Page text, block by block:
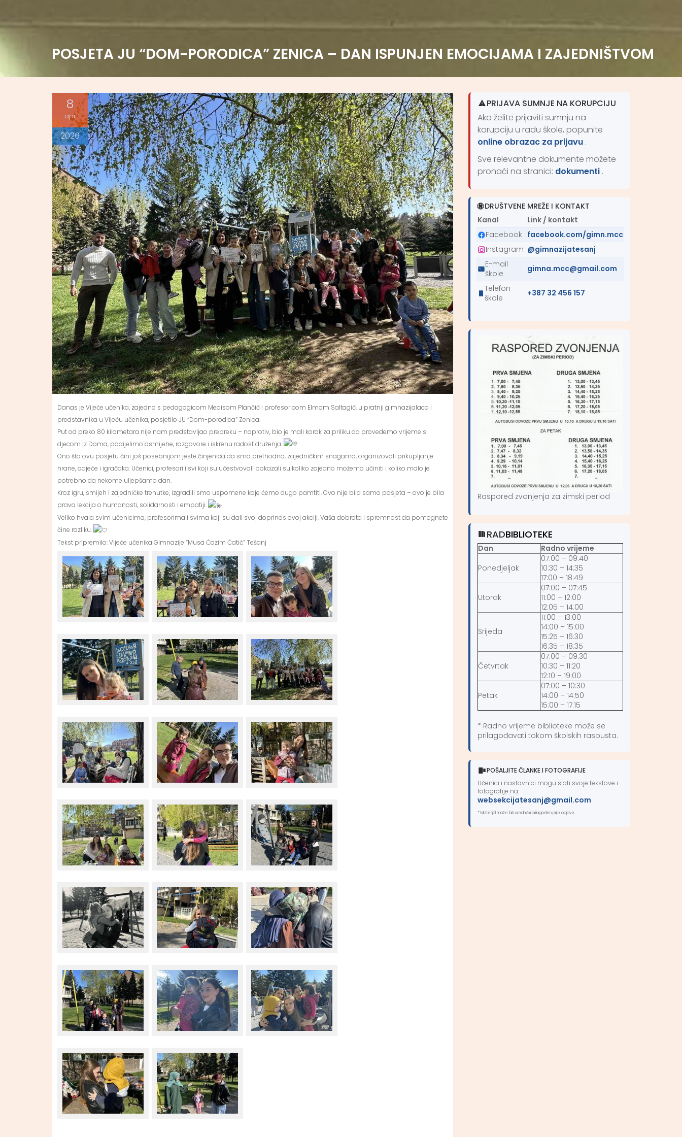
POSJETA JU “DOM-PORODICA” ZENICA – DAN ISPUNJEN EMOCIJAMA I ZAJEDNIŠTVOM
8
apr
2026
Danas je Vijeće učenika, zajedno s pedagogicom Medisom Plančić i profesoricom Elmom Saltagić, u pratnji gimnazijalaca i
predstavnika u Vijeću učenika, posjetilo JU “Dom-porodica” Zenica.
Put od preko 80 kilometara nije nam predstavljao prepreku – naprotiv, bio je mali korak za priliku da provedemo vrijeme s
djecom iz Doma, podijelimo osmijehe, razgovore i iskrenu radost druženja.
Ono što ovu posjetu čini još posebnijom jeste činjenica da smo prethodno, zajedničkim snagama, organizovali prikupljanje
hrane, odjeće i igračaka. Učenici, profesori i svi koji su učestvovali pokazali su koliko zajedno možemo učiniti i koliko malo je
potrebno da nekome uljepšamo dan.
Kroz igru, smijeh i zajedničke trenutke, izgradili smo uspomene koje ćemo dugo pamtiti. Ovo nije bila samo posjeta – ovo je bila
prava lekcija o humanosti, solidarnosti i empatiji.
Veliko hvala svim učenicima, profesorima i svima koji su dali svoj doprinos ovoj akciji. Vaša dobrota i spremnost da pomognete
čine razliku.
Tekst pripremilo: Vijeće učenika Gimnazije “Musa Ćazim Ćatić” Tešanj
PRIJAVA SUMNJE NA KORUPCIJU
Ako želite prijaviti sumnju na
korupciju u radu škole, popunite
online obrazac za prijavu .
Sve relevantne dokumente možete
pronaći na stranici: dokumenti .
DRUŠTVENE MREŽE I KONTAKT
Kanal
Link / kontakt
Facebook facebook.com/gimn.mcc
Instagram @gimnazijatesanj
E-mail
škole
gimna.mcc@gmail.com
Telefon
škole
+387 32 456 157
Raspored zvonjenja za zimski period
RADBIBLIOTEKE
Dan
Radno vrijeme
Ponedjeljak
07:00 – 09:40
10:30 – 14:35
17:00 – 18:49
Utorak
07:00 – 07:45
11:00 – 12:00
12:05 – 14:00
Srijeda
11:00 – 13:00
14:00 – 15:00
15:25 – 16:30
16:35 – 18:35
Četvrtak
07:00 – 09:30
10:30 – 11:20
12:10 – 19:00
Petak
07:00 – 10:30
14:00 – 14:50
15:00 – 17:15
* Radno vrijeme biblioteke može se
prilagođavati tokom školskih raspusta.
POŠALJITE ČLANKE I FOTOGRAFIJE
Učenici i nastavnici mogu slati svoje tekstove i
fotografije na:
websekcijatesanj@gmail.com
* Materijal može biti urednički prilagođen prije objave.